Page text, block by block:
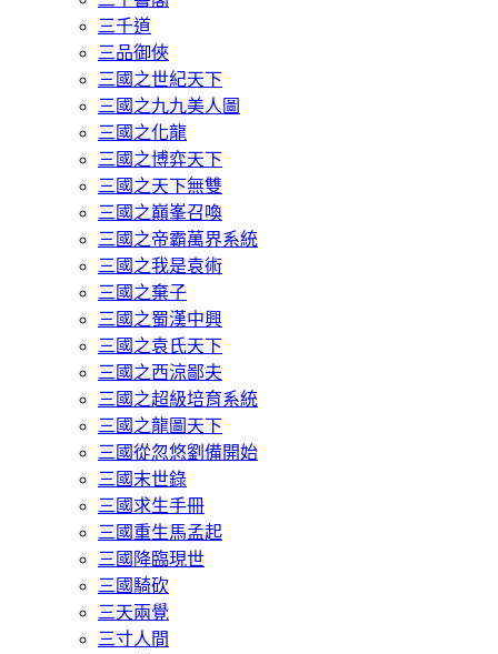
三千道
三品御俠
三國之世紀天下
三國之九九美人圖
三國之化龍
三國之博弈天下
三國之天下無雙
三國之巔峯召喚
三國之帝霸萬界系統
三國之我是袁術
三國之棄子
三國之蜀漢中興
三國之袁氏天下
三國之西涼鄙夫
三國之超級培育系統
三國之龍圖天下
三國從忽悠劉備開始
三國末世錄
三國求生手冊
三國重生馬孟起
三國降臨現世
三國騎砍
三天兩覺
三寸人間